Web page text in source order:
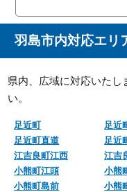
羽島市内対応エリ
県内、広域に対応いたし
い。
足近町 足近
足近町直道
足近
江吉良町江西
江吉
小熊町江頭
小熊
小熊町島前
小熊